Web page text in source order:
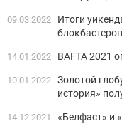
09.03.2022
Итоги
блокбастеров
14.01.2022 BAFTA 2021
10.01.2022 Золотой
история»
14.12.2021
«Белфаст» и